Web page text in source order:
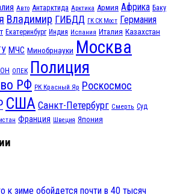
Авто Антарктида Арктика Армия Африка Баку
Владимир ГИБДД ГК СК Мост Германия
Екатеринбург Индия Испания Италия Казахстан
МЧС Минобрнауки Москва
ОПЕК Полиция
РФ РК Красный Яр Роскосмос
США Санкт-Петербург Смерть Суд
Франция Швеция Япония